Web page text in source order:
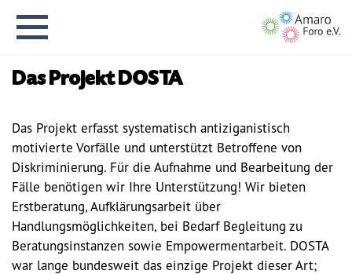
English version
Aktuelles
Über uns
Das Projekt DOSTA
Das Projekt erfasst systematisch antiziganistisch
motivierte Vorfälle und unterstützt Betroffene von
Diskriminierung. Für die Aufnahme und Bearbeitung der
Fälle benötigen wir Ihre Unterstützung! Wir bieten
Erstberatung, Aufklärungsarbeit über
Handlungsmöglichkeiten, bei Bedarf Begleitung zu
Beratungsinstanzen sowie Empowermentarbeit. DOSTA
war lange bundesweit das einzige Projekt dieser Art;